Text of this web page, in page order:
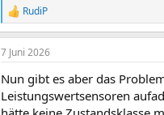
Jetzt siehst Du den neuen
schreibst Du dann den Wert
Fertig
R
e
a
k
i
o
n
RudiP
7 Juni 2026
Nun gibt es aber das
Leistungswertsensoren